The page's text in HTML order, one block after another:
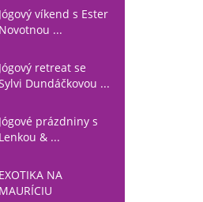
Jógový víkend s Ester
Novotnou ...
Jógový retreat se
Dundáčkovou ...
Jógové prázdniny s
Lenkou & ...
EXOTIKA NA
MAURÍCIU